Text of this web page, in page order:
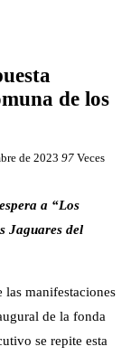
de los
de 2023 97 Veces
a “Los
Jaguares del
manifestaciones
de la fonda
se repite esta